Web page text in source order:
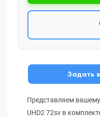
Задать
Представляем
UHD2 72sv в